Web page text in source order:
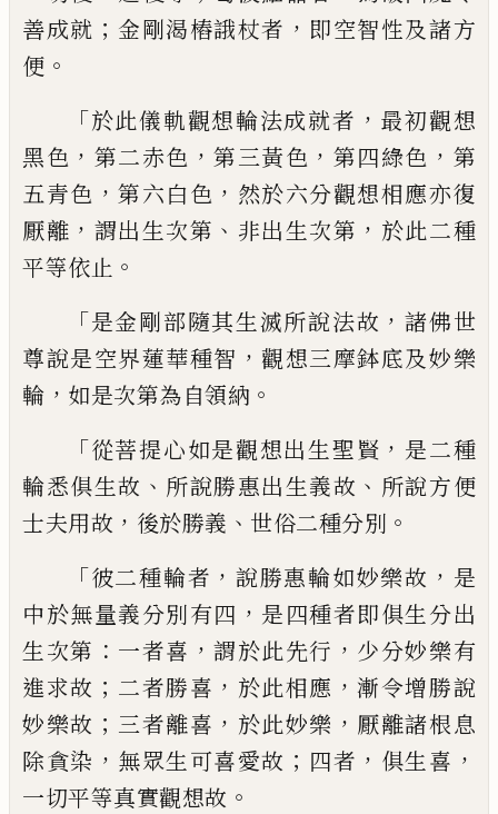
善成就 ； 金剛渴樁誐杖者 ， 即空智性及諸方
便 。
「於此儀軌觀想輪法成就者 ， 最初觀想
黑色 ， 第二赤色 ，第三黃色 ， 第四綠色 ， 第
五青色 ，第六白色 ， 然於六分觀想相應亦復
厭離 ， 謂出生次第 、 非出生次第 ， 於此二種
平等依止 。
「是金剛部隨其生滅所說法故 ，諸佛世
尊說是空界蓮華種智 ，觀想三摩鉢底及妙樂
輪 ， 如是次第為自領納 。
「從菩提心如是觀想出生聖賢 ， 是二種
輪悉俱生故 、 所說勝惠出生義故 、 所說方便
士夫用故 ， 後於勝義 、 世俗二種分別 。
「彼二種輪者 ，說勝惠輪如妙樂故 ， 是
中於無量義分別有四 ， 是四種者即俱生分出
生次第 ： 一者喜 ，謂於此先行 ， 少分妙樂有
進求故 ； 二者勝喜 ， 於此相應 ，漸令增勝說
妙樂故 ； 三者離喜 ， 於此妙樂 ， 厭離諸根息
除貪染 ， 無眾生可喜愛故 ； 四者 ， 俱生喜 ，
一切平等真實觀想故 。